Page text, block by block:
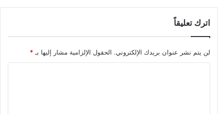
اترك تعليقاً
لن يتم نشر عنوان بريدك الإلكتروني. الحقول الإلزامية مشار إليها بـ*